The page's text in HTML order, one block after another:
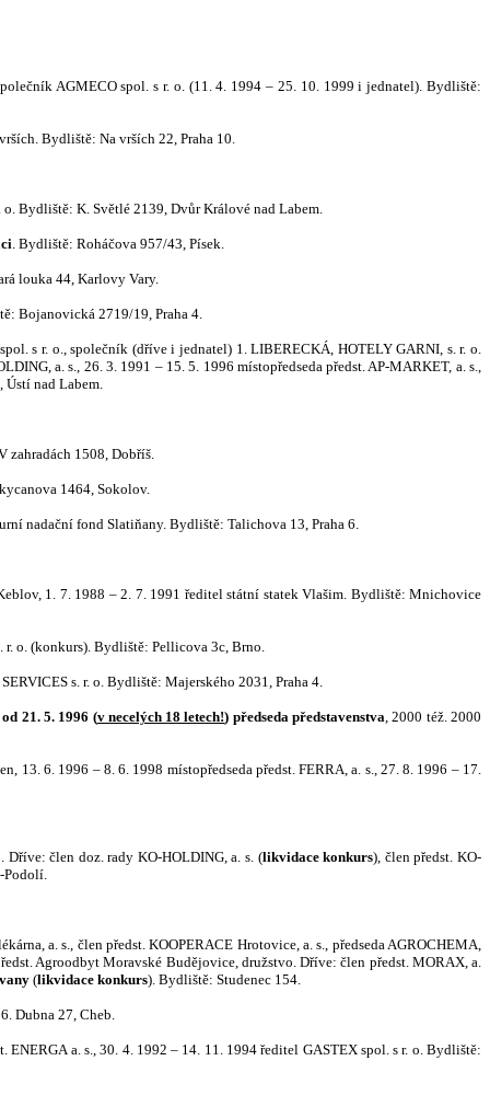
AGMECO spol. s r. o. (11. 4. 1994 – 25. 10. 1999 i jednatel). Bydliště:
Bydliště: Na vrších 22, Praha 10.
Bydliště: K. Světlé 2139, Dvůr Králové nad Labem.
. Bydliště: Roháčova 957/43, Písek.
louka 44, Karlovy Vary.
Bojanovická 2719/19, Praha 4.
s r. o., společník (dříve i jednatel) 1. LIBERECKÁ, HOTELY GARNI, s. r. o.
a. s., 26. 3. 1991 – 15. 5. 1996 místopředseda předst. AP-MARKET, a. s.,
Ústí nad Labem.
zahradách 1508, Dobříš.
1464, Sokolov.
nadační fond Slatiňany. Bydliště: Talichova 13, Praha 6.
1. 7. 1988 – 2. 7. 1991 ředitel státní statek Vlašim. Bydliště: Mnichovice
r. o. (konkurs). Bydliště: Pellicova 3c, Brno.
s. r. o. Bydliště: Majerského 2031, Praha 4.
21. 5. 1996 (v necelých 18 letech!) předseda představenstva, 2000 též. 2000
13. 6. 1996 – 8. 6. 1998 místopředseda předst. FERRA, a. s., 27. 8. 1996 – 17.
člen doz. rady KO-HOLDING, a. s. (likvidace konkurs), člen předst. KO-
Podolí.
a. s., člen předst. KOOPERACE Hrotovice, a. s., předseda AGROCHEMA,
Agroodbyt Moravské Budějovice, družstvo. Dříve: člen předst. MORAX, a.
(likvidace konkurs). Bydliště: Studenec 154.
Dubna 27, Cheb.
a. s., 30. 4. 1992 – 14. 11. 1994 ředitel GASTEX spol. s r. o. Bydliště: